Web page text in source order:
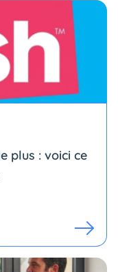
plus : voici ce